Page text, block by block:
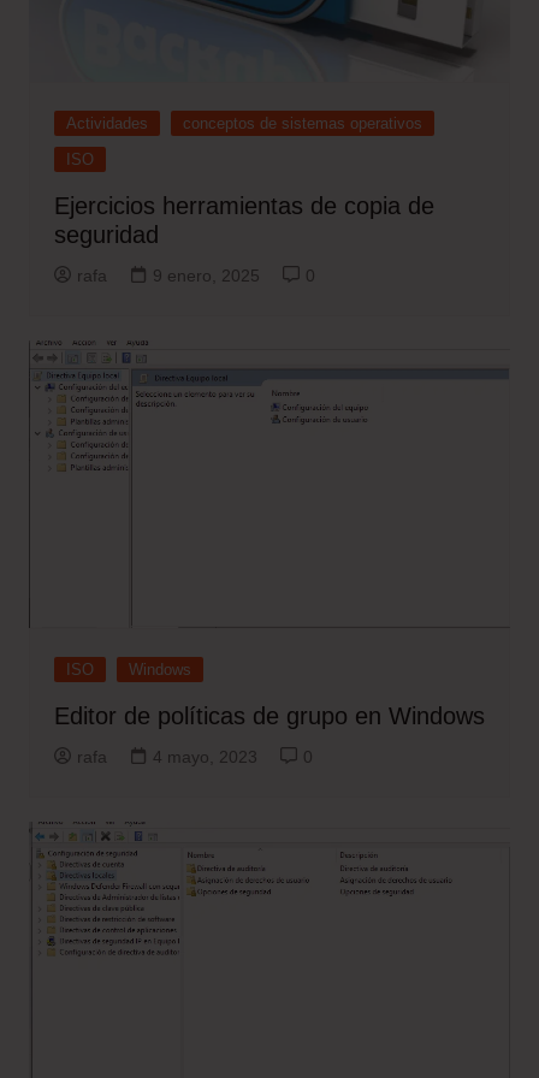
Actividades
conceptos de sistemas operativos
ISO
Ejercicios herramientas de copia de
seguridad
rafa 9 enero, 2025 0
ISO Windows
Editor de políticas de grupo en Windows
rafa 4 mayo, 2023 0